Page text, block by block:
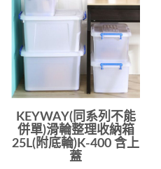
KEYWAY(同系列不能
併單)滑輪整理收納箱
25L(附底輪)K-400 含上
蓋